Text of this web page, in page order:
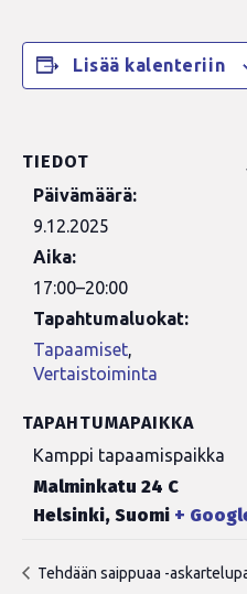
Lisää kalenteriin
TIEDOT
Päivämäärä:
9.12.2025
Aika:
17:00–20:00
Tapahtumaluokat:
Tapaamiset,
Vertaistoiminta
TAPAHTUMAPAIKKA
Kamppi tapaamispaikka
Malminkatu 24 C
Helsinki, Suomi +
Tehdään saippuaa -